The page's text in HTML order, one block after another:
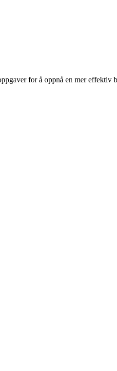
for å oppnå en mer